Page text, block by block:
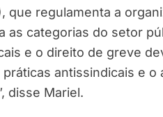
que regulamenta a
as categorias do setor
e o direito de greve
antissindicais e o
disse Mariel.